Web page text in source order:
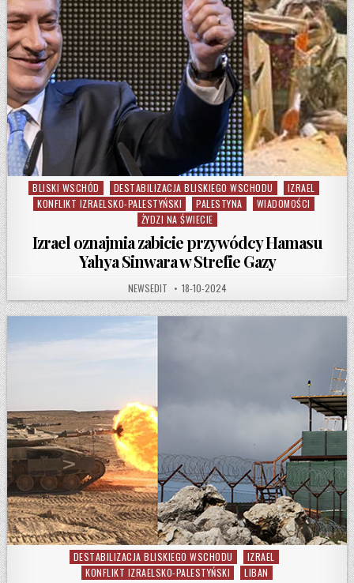
Posted in
BLISKI WSCHÓD DESTABILIZACJA BLISKIEGO WSCHODU
IZRAEL
KONFLIKT IZRAELSKO-PALESTYŃSKI
PALESTYNA
WIADOMOŚCI
ŻYDZI NA ŚWIECIE
Izrael oznajmia zabicie przywódcy Hamasu
Yahya Sinwara w Strefie Gazy
AUTHOR:
NEWSEDIT PUBLISHED DATE:
18-10-2024
Posted in
DESTABILIZACJA BLISKIEGO WSCHODU
IZRAEL
KONFLIKT IZRAELSKO-PALESTYŃSKI
LIBAN